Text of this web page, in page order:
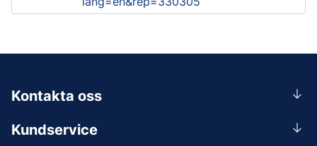
Kundservice
Kontakta oss
0156-409 00
Mån-Tors 07.30-16:30, Fre 07.30-15.00.